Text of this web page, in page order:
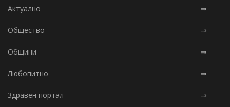
Актуално ⇒
Общество ⇒
Общини ⇒
Любопитно ⇒
Здравен портал ⇒